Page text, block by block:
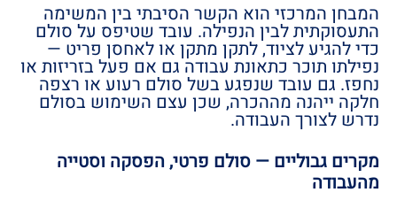
המבחן המרכזי הוא הקשר הסיבתי בין המשימה
התעסוקתית לבין הנפילה. עובד שטיפס על סולם
כדי להגיע לציוד, לתקן מתקן או לאחסן פריט —
נפילתו תוכר כתאונת עבודה גם אם פעל בזריזות או
נחפז. גם עובד שנפגע בשל סולם רעוע או רצפה
חלקה ייהנה מההכרה, שכן עצם השימוש בסולם
נדרש לצורך העבודה.
מקרים גבוליים — סולם פרטי, הפסקה וסטייה
מהעבודה